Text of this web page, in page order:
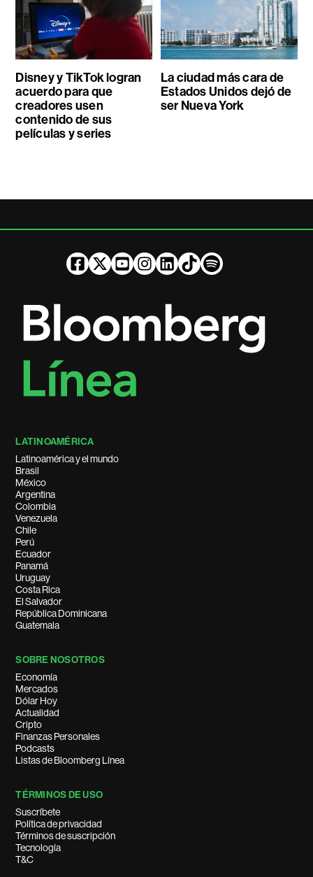
Disney y TikTok logran
acuerdo para que
creadores usen
contenido de sus
películas y series
La ciudad más cara de
Estados Unidos dejó de
ser Nueva York
LATINOAMÉRICA
Latinoamérica y el mundo
Brasil
México
Argentina
Colombia
Venezuela
Chile
Perú
Ecuador
Panamá
Uruguay
Costa Rica
El Salvador
República Dominicana
Guatemala
SOBRE NOSOTROS
Economía
Mercados
Dólar Hoy
Actualidad
Cripto
Finanzas Personales
Podcasts
Listas de Bloomberg Línea
TÉRMINOS DE USO
Suscríbete
Política de privacidad
Términos de suscripción
Tecnología
T&C